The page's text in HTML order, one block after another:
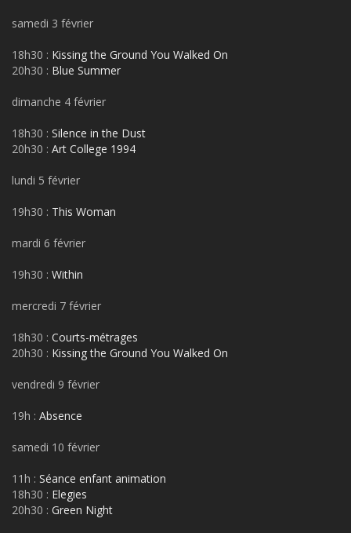
samedi 3 février
18h30 : Kissing the Ground You Walked On
20h30 : Blue Summer
dimanche 4 février
18h30 : Silence in the Dust
20h30 : Art College 1994
lundi 5 février
19h30 : This Woman
mardi 6 février
19h30 : Within
mercredi 7 février
18h30 : Courts-métrages
20h30 : Kissing the Ground You Walked On
vendredi 9 février
19h : Absence
samedi 10 février
11h : Séance enfant animation
18h30 : Elegies
20h30 : Green Night